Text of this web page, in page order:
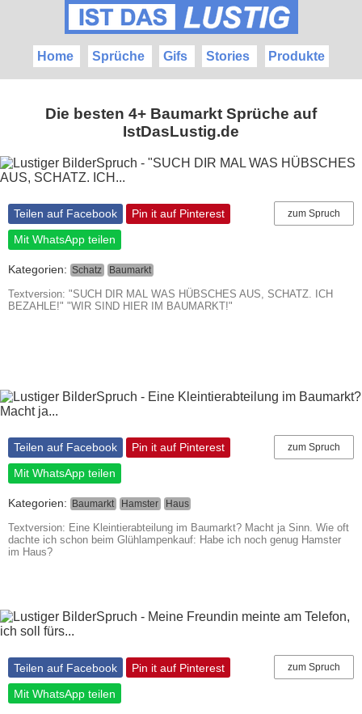
Home Sprüche Gifs Stories Produkte
Die besten 4+ Baumarkt Sprüche auf
IstDasLustig.de
zum Spruch
Teilen auf Facebook
Pin it auf Pinterest
Mit WhatsApp teilen
Kategorien: Schatz Baumarkt
Textversion: "SUCH DIR MAL WAS HÜBSCHES AUS, SCHATZ. ICH
BEZAHLE!" "WIR SIND HIER IM BAUMARKT!"
zum Spruch
Teilen auf Facebook
Pin it auf Pinterest
Mit WhatsApp teilen
Kategorien: Baumarkt Hamster Haus
Textversion: Eine Kleintierabteilung im Baumarkt? Macht ja Sinn. Wie oft
dachte ich schon beim Glühlampenkauf: Habe ich noch genug Hamster
im Haus?
zum Spruch
Teilen auf Facebook
Pin it auf Pinterest
Mit WhatsApp teilen